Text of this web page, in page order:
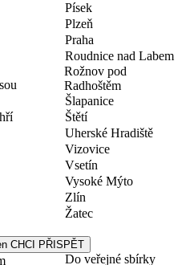
Písek
Plzeň
Praha
Roudnice nad Labem
Rožnov pod
Radhoštěm
Šlapanice
Štětí
Uherské Hradiště
Vizovice
Vsetín
Vysoké Mýto
Zlín
Žatec
CHCI PŘISPĚT
Do veřejné sbírky